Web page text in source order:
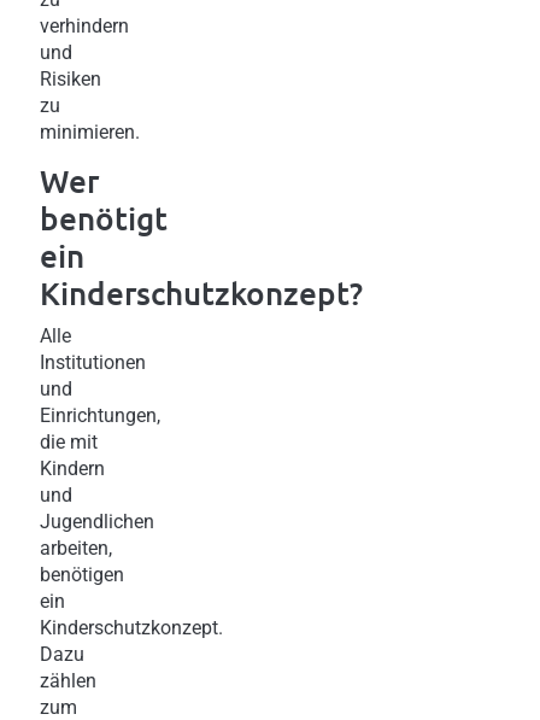
verhindern
und
Risiken
zu
minimieren.
Wer
benötigt
ein
Kinderschutzkonzept?
Alle
Institutionen
und
Einrichtungen,
die mit
Kindern
und
Jugendlichen
arbeiten,
benötigen
ein
Kinderschutzkonzept.
Dazu
zählen
zum